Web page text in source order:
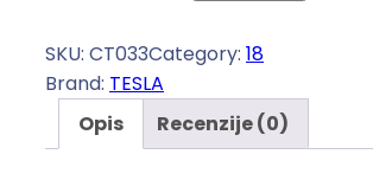
i
m
SKU: CT033Category: 18
Brand: TESLA
Opis
Recenzije (0)